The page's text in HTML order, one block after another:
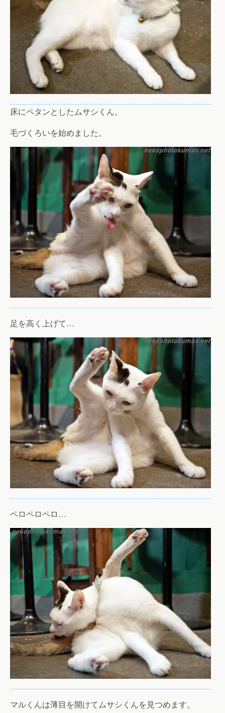
床にペタンとしたムサシくん。
毛づくろいを始めました。
足を高く上げて…
ペロペロペロ…
マルくんは薄目を開けてムサシくんを見つめます。